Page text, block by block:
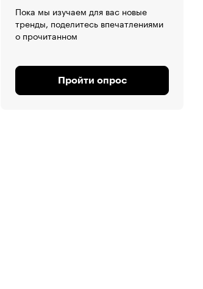
Пока мы изучаем для вас новые
тренды, поделитесь впечатлениями
о прочитанном
Пройти опрос